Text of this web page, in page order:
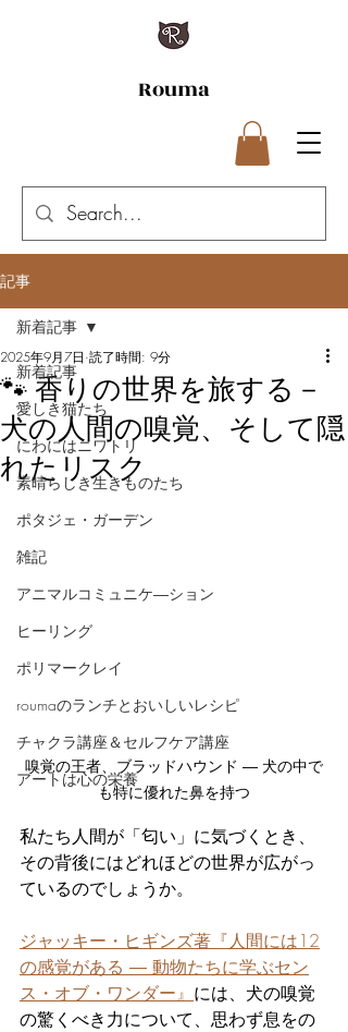
Rouma
記事
新着記事
愛しき猫たち
にわにはニワトリ
素晴らしき生きものたち
ポタジェ・ガーデン
雑記
アニマルコミュニケ―ション
ヒーリング
ポリマークレイ
roumaのランチとおいしいレシピ
チャクラ講座＆セルフケア講座
アートは心の栄養
新着記事
🐾 香りの世界を旅する－
犬の人間の嗅覚、そして隠
れたリスク
2025年9月7日 読了時間: 9分
嗅覚の王者、ブラッドハウンド ― 犬の中で
も特に優れた鼻を持つ
私たち人間が「匂い」に気づくとき、
その背後にはどれほどの世界が広がっ
ているのでしょうか。
ジャッキー・ヒギンズ著『人間には12
の感覚がある ― 動物たちに学ぶセン
ス・オブ・ワンダー』 には、犬の嗅覚
の驚くべき力について、思わず息をの